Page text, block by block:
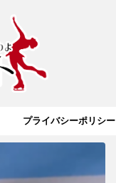
プライバシーポリシー